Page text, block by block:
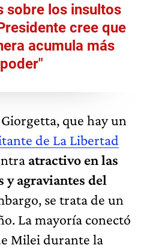
sobre los insultos
cree que
acumula más
poder"
que hay un
de La Libertad
atractivo en las
y agraviantes del
se trata de un
La mayoría conectó
Milei durante la